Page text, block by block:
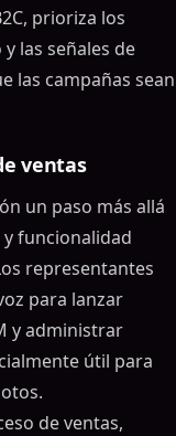
prioriza los
las señales de
las campañas sean
ventas
un paso más allá
funcionalidad
representantes
para lanzar
y administrar
útil para
de ventas,